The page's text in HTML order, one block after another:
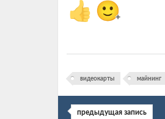
👍 🙂
+
видеокарты майнинг
предыдущая запись